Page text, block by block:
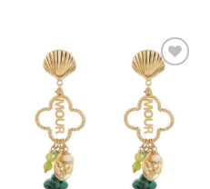
Toevoegen
aan
verlanglijst